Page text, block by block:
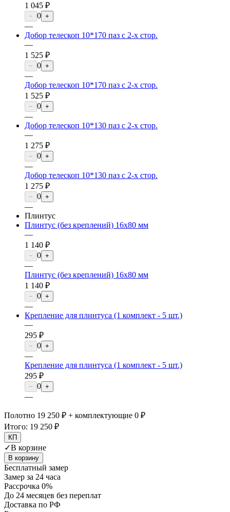
1 045 ₽
− 0 +
—
Добор телескоп 10*170 паз с 2-х стор.
—
1 525 ₽
− 0 +
—
Добор телескоп 10*170 паз с 2-х стор.
1 525 ₽
− 0 +
—
Добор телескоп 10*130 паз с 2-х стор.
—
1 275 ₽
− 0 +
—
Добор телескоп 10*130 паз с 2-х стор.
1 275 ₽
− 0 +
—
Плинтус
Плинтус (без креплений) 16х80 мм
—
1 140 ₽
− 0 +
—
Плинтус (без креплений) 16х80 мм
1 140 ₽
− 0 +
—
Крепление для плинтуса (1 комплект - 5 шт.)
—
295 ₽
− 0 +
—
Крепление для плинтуса (1 комплект - 5 шт.)
295 ₽
− 0 +
—
Полотно 19 250 ₽ + комплектующие 0 ₽
Итого: 19 250 ₽
КП
✓В корзине
В корзину
Бесплатный замер
Замер за 24 часа
Рассрочка 0%
До 24 месяцев без переплат
Доставка по РФ